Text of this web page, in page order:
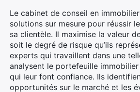
Le cabinet de conseil en
solutions sur mesure pour réussir
sa clientèle. Il maximise la valeur
soit le degré de risque qu’ils
experts qui travaillent dans une
analysent le portefeuille
qui leur font confiance. Ils
opportunités sur le marché et les
: